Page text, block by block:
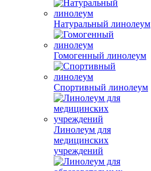
Натуральный линолеум
Гомогенный линолеум
Спортивный линолеум
Линолеум для
медицинских
учреждений